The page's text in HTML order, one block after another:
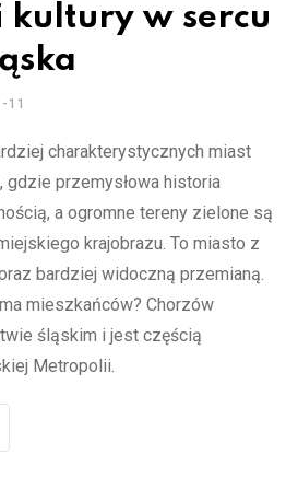
kultury w sercu
11
charakterystycznych miast
gdzie przemysłowa historia
a ogromne tereny zielone są
krajobrazu. To miasto z
bardziej widoczną przemianą.
mieszkańców? Chorzów
śląskim i jest częścią
Metropolii.